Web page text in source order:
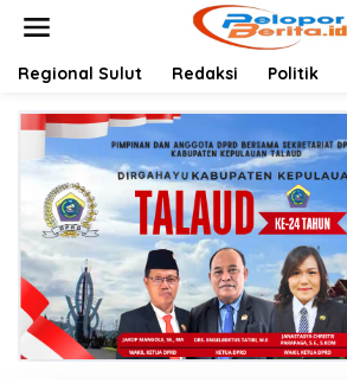
Regional Sulut Redaksi Politik